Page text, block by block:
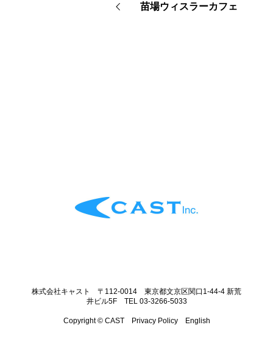
苗場ウィスラーカフェ
株式会社キャスト 〒112-0014 東京都文京区関口1-44-4 新荒
井ビル5F TEL 03-3266-5033
Copyright © CAST Privacy Policy English